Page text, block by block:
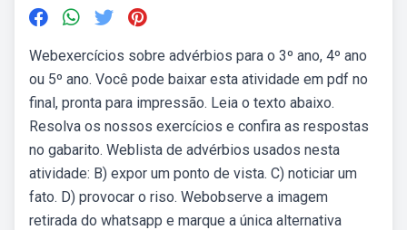
Webexercícios sobre advérbios para o 3º ano, 4º ano
ou 5º ano. Você pode baixar esta atividade em pdf no
final, pronta para impressão. Leia o texto abaixo.
Resolva os nossos exercícios e confira as respostas
no gabarito. Weblista de advérbios usados nesta
atividade: B) expor um ponto de vista. C) noticiar um
fato. D) provocar o riso. Webobserve a imagem
retirada do whatsapp e marque a única alternativa